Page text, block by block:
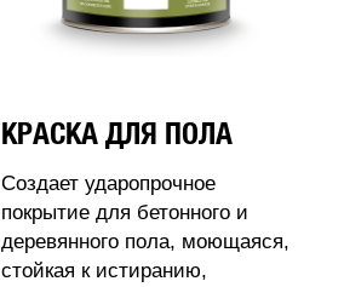
КРАСКА ДЛЯ ПОЛА
Создает ударопрочное
покрытие для бетонного и
деревянного пола, моющаяся,
стойкая к истиранию,